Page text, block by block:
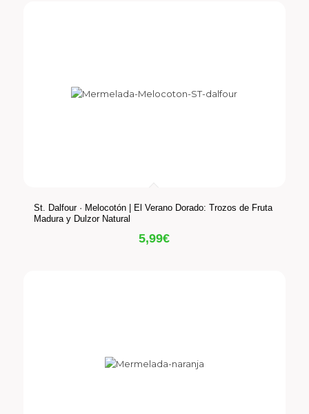
St. Dalfour · Melocotón | El Verano Dorado: Trozos de Fruta
Madura y Dulzor Natural
5,99€